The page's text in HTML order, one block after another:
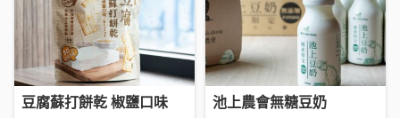
豆腐蘇打餅乾 椒鹽口味 池上農會無糖豆奶